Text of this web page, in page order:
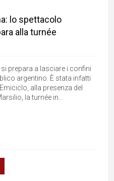
lo spettacolo
alla turnée
prepara a lasciare i confini
argentino. È stata infatti
alla presenza del
la turnée in...